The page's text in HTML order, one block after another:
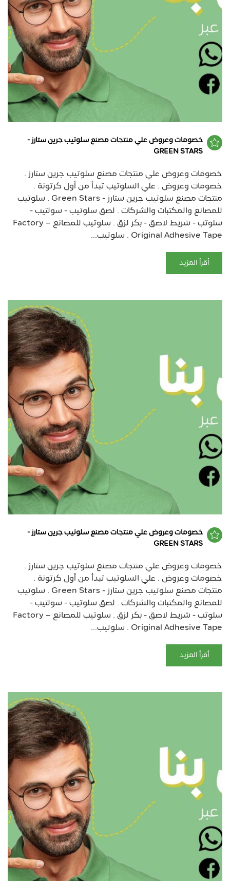
خصومات وعروض علي منتجات مصنع سلوتيب جرين ستارز -
GREEN STARS
خصومات وعروض علي منتجات مصنع سلوتيب جرين ستارز .
خصومات وعروض . علي السلوتيب تبدأ من أول كرتونة .
منتجات مصنع سلوتيب جرين ستارز - Green Stars . سلوتيب
للمصانع والمكتبات والشركات . لصق سلوتيب - سولتيب -
سلوتب - شريط لاصق - بكر لزق . سلوتيب للمصانع – Factory
Original Adhesive Tape . سلوتيب...
أقرأ المزيد
خصومات وعروض علي منتجات مصنع سلوتيب جرين ستارز -
GREEN STARS
خصومات وعروض علي منتجات مصنع سلوتيب جرين ستارز .
خصومات وعروض . علي السلوتيب تبدأ من أول كرتونة .
منتجات مصنع سلوتيب جرين ستارز - Green Stars . سلوتيب
للمصانع والمكتبات والشركات . لصق سلوتيب - سولتيب -
سلوتب - شريط لاصق - بكر لزق . سلوتيب للمصانع – Factory
Original Adhesive Tape . سلوتيب...
أقرأ المزيد